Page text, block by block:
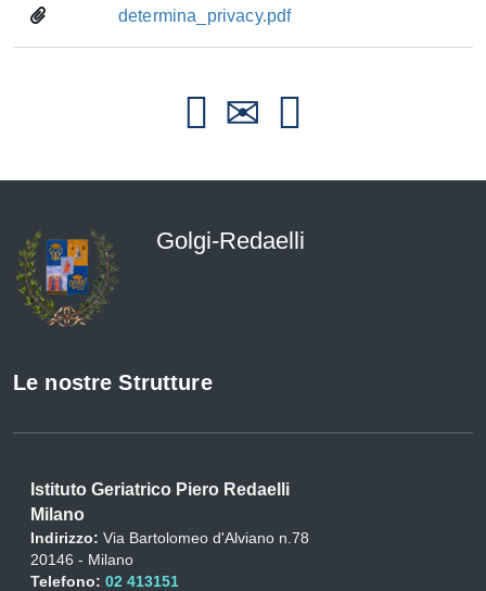
determina_privacy.pdf
Golgi-Redaelli
Le nostre Strutture
Istituto Geriatrico Piero Redaelli
Milano
Indirizzo: Via Bartolomeo d'Alviano n.78
20146 - Milano
Telefono: 02 413151